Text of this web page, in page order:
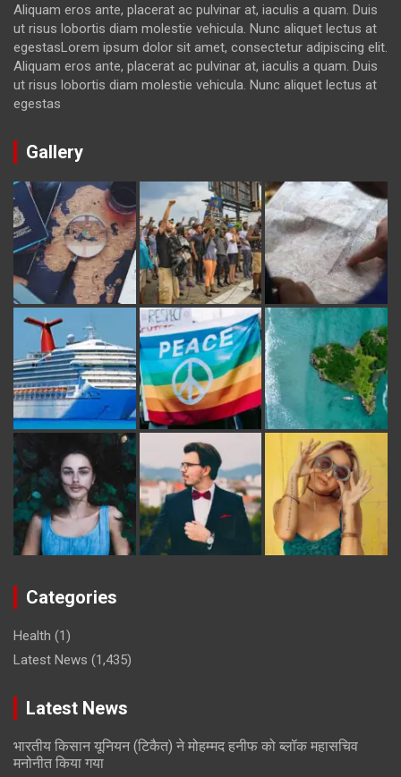
Aliquam eros ante, placerat ac pulvinar at, iaculis a quam. Duis
ut risus lobortis diam molestie vehicula. Nunc aliquet lectus at
egestasLorem ipsum dolor sit amet, consectetur adipiscing elit.
Aliquam eros ante, placerat ac pulvinar at, iaculis a quam. Duis
ut risus lobortis diam molestie vehicula. Nunc aliquet lectus at
egestas
Gallery
Categories
Health (1)
Latest News (1,435)
Latest News
भारतीय किसान यूनियन (टिकैत) ने मोहम्मद हनीफ को ब्लॉक महासचिव
मनोनीत किया गया